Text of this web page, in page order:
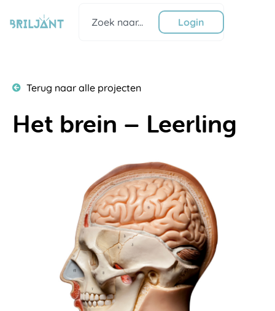
naar
de
Login
Terug naar alle projecten
Het brein – Leerling